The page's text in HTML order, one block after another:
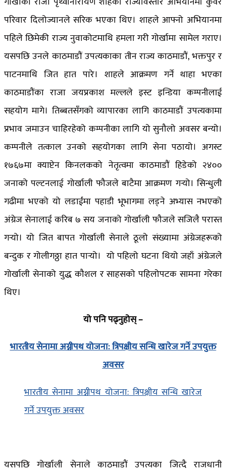
परिवार दिलोज्यानले सरिक भएका थिए। शाहले आफ्नो अभियानमा
पहिले छिमेकी राज्य नुवाकोटमाथि हमला गरी गोर्खामा सामेल गराए।
यसपछि उनले काठमाडौं उपत्यकाका तीन राज्य काठमाडौं, भक्तपुर र
पाटनमाथि जित हात पारे। शाहले आक्रमण गर्ने थाहा भएका
काठमाडौंका राजा जयप्रकाश मल्लले इस्ट इन्डिया कम्पनीलाई
सहयोग मागे। तिब्बतसँगको व्यापारका लागि काठमाडौं उपत्यकामा
प्रभाव जमाउन चाहिरहेको कम्पनीका लागि यो सुनौलो अवसर बन्यो।
कम्पनीले तत्काल उनको सहयोगका लागि सेना पठायो। अगस्ट
१७६७मा क्याप्टेन किनलकको नेतृत्वमा काठमाडौं हिडेको २४००
जनाको पल्टनलाई गोर्खाली फौजले बाटैमा आक्रमण गर्‍यो। सिन्धुली
गढीमा भएको यो लडाईंमा पहाडी भूभागमा लड्ने अभ्यास नभएको
अंग्रेज सेनालाई करिब ७ सय जनाको गोर्खाली फौजले सजिलै परास्त
गर्‍यो। यो जित बापत गोर्खाली सेनाले ठूलो संख्यामा अंग्रेजहरूको
बन्दुक र गोलीगठ्ठा हात पार्‍यो। यो पहिलो घटना थियो जहाँ अंग्रेजले
गोर्खाली सेनाको युद्ध कौशल र साहसको पहिलोपटक सामना गरेका
थिए।
यो पनि पढ्नुहोस् –
भारतीय सेनामा अग्नीपथ योजना: त्रिपक्षीय सन्धि खारेज गर्ने उपयुक्त
अवसर
भारतीय सेनामा अग्नीपथ योजना: त्रिपक्षीय सन्धि खारेज
गर्ने उपयुक्त अवसर
यसपछि गोर्खाली सेनाले काठमाडौं उपत्यका जित्दै राजधानी